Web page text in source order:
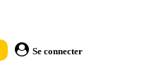
Se connecter